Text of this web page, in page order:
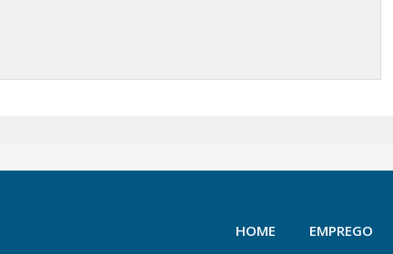
HOME EMPREGO